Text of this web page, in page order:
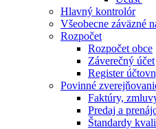
Hlavný kontrolór
Všeobecne záväzné
Rozpočet
Rozpočet obce
Záverečný účet
Register
Povinné
Faktúry,
Predaj a
Štandardy